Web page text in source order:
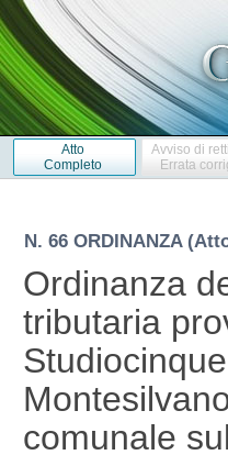
Atto
Completo
Avviso di
Errata
N. 66 ORDINANZA
Ordinanza
tributaria
comunale